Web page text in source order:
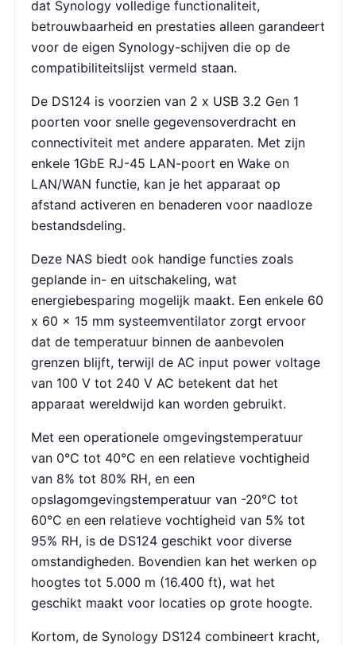
dat Synology volledige functionaliteit,
betrouwbaarheid en prestaties alleen garandeert
voor de eigen Synology-schijven die op de
compatibiliteitslijst vermeld staan.
De DS124 is voorzien van 2 x USB 3.2 Gen 1
poorten voor snelle gegevensoverdracht en
connectiviteit met andere apparaten. Met zijn
enkele 1GbE RJ-45 LAN-poort en Wake on
LAN/WAN functie, kan je het apparaat op
afstand activeren en benaderen voor naadloze
bestandsdeling.
Deze NAS biedt ook handige functies zoals
geplande in- en uitschakeling, wat
energiebesparing mogelijk maakt. Een enkele 60
x 60 x 15 mm systeemventilator zorgt ervoor
dat de temperatuur binnen de aanbevolen
grenzen blijft, terwijl de AC input power voltage
van 100 V tot 240 V AC betekent dat het
apparaat wereldwijd kan worden gebruikt.
Met een operationele omgevingstemperatuur
van 0°C tot 40°C en een relatieve vochtigheid
van 8% tot 80% RH, en een
opslagomgevingstemperatuur van -20°C tot
60°C en een relatieve vochtigheid van 5% tot
95% RH, is de DS124 geschikt voor diverse
omstandigheden. Bovendien kan het werken op
hoogtes tot 5.000 m (16.400 ft), wat het
geschikt maakt voor locaties op grote hoogte.
Kortom, de Synology DS124 combineert kracht,